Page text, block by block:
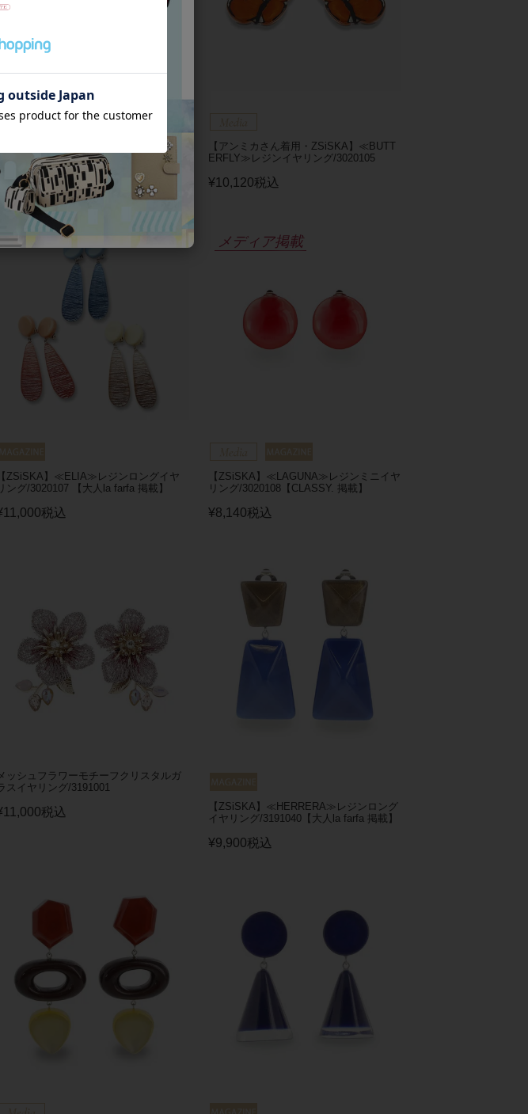
アジサイ押し花ラウンドボリュームイヤ
リング/3020170
19,800税込
【アンミカさん着用・ZSiSKA】≪BUTT
ERFLY≫レジンイヤリング/3020105
¥10,120税込
【ZSiSKA】≪ELIA≫レジンロングイヤ
ング/3020107 【大人la farfa 掲載】
11,000税込
メディア掲載
【ZSiSKA】≪LAGUNA≫レジンミニイヤ
リング/3020108【CLASSY. 掲載】
¥8,140税込
ッシュフラワーモチーフクリスタルガ
スイヤリング/3191001
11,000税込
【ZSiSKA】≪HERRERA≫レジンロング
イヤリング/3191040【大人la farfa 掲載】
¥9,900税込